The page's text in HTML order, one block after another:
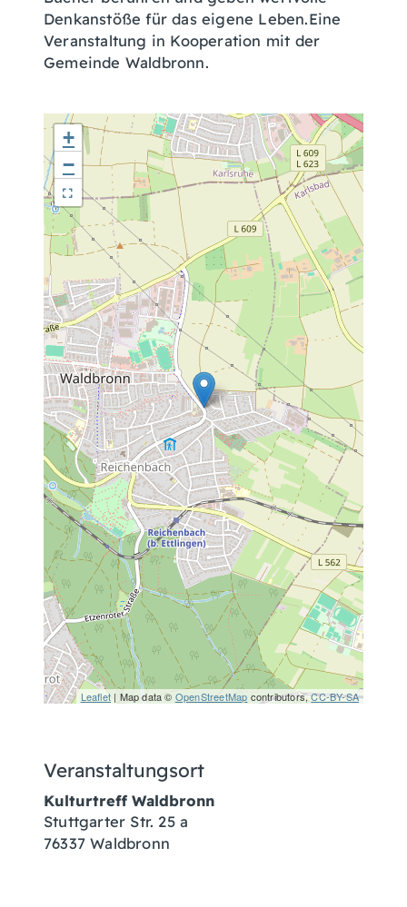
Denkanstöße für das eigene Leben.Eine
Veranstaltung in Kooperation mit der
Gemeinde Waldbronn.
+
−
Leaflet| Map data © OpenStreetMap contributors,CC-BY-SA
Veranstaltungsort
Kulturtreff Waldbronn
Stuttgarter Str. 25 a
76337 Waldbronn